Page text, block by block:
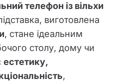
телефон із вільхи
виготовлена
, стане ідеальним
столу, дому чи
естетику,
,